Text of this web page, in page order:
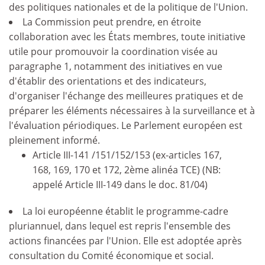
des politiques nationales et de la politique de l'Union.
La Commission peut prendre, en étroite
collaboration avec les États membres, toute initiative
utile pour promouvoir la coordination visée au
paragraphe 1, notamment des initiatives en vue
d'établir des orientations et des indicateurs,
d'organiser l'échange des meilleures pratiques et de
préparer les éléments nécessaires à la surveillance et à
l'évaluation périodiques. Le Parlement européen est
pleinement informé.
Article III-141 /151/152/153 (ex-articles 167,
168, 169, 170 et 172, 2ème alinéa TCE) (NB:
appelé Article III-149 dans le doc. 81/04)
La loi européenne établit le programme-cadre
pluriannuel, dans lequel est repris l'ensemble des
actions financées par l'Union. Elle est adoptée après
consultation du Comité économique et social.